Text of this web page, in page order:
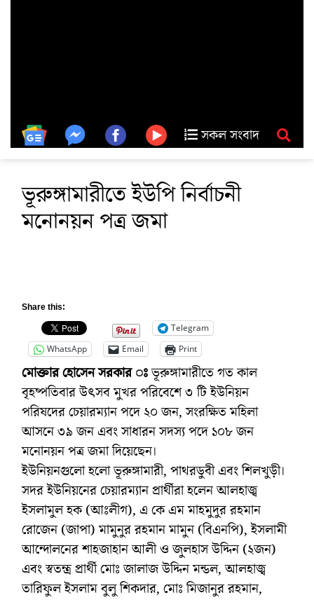
সকল সংবাদ
ভূরুঙ্গামারীতে ইউপি নির্বাচনী
মনোনয়ন পত্র জমা
Share this:
Telegram
WhatsApp
Email Print
মোক্তার হোসেন সরকার ঃভূরুঙ্গামারীতে গত কাল
বৃহষ্পতিবার উৎসব মুখর পরিবেশে ৩ টি ইউনিয়ন
পরিষদের চেয়ারম্যান পদে ২০ জন, সংরক্ষিত মহিলা
আসনে ৩৯ জন এবং সাধারন সদস্য পদে ১০৮ জন
মনোনয়ন পত্র জমা দিয়েছেন।
ইউনিয়নগুলো হলো ভূরুঙ্গামারী, পাথরডুবী এবং শিলখুড়ী।
সদর ইউনিয়নের চেয়ারম্যান প্রার্থীরা হলেন আলহাজ্ব
ইসলামুল হক (আঃলীগ), এ কে এম মাহমুদুর রহমান
রোজেন (জাপা) মামুনুর রহমান মামুন (বিএনপি), ইসলামী
আন্দোলনের শাহজাহান আলী ও জুলহাস উদ্দিন (২জন)
এবং স্বতন্ত্র প্রার্থী মোঃ জালাজ উদ্দিন মন্ডল, আলহাজ্ব
তারিফুল ইসলাম বুলু শিকদার, মোঃ মিজানুর রহমান,